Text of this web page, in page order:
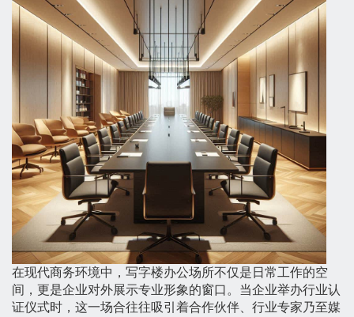
在现代商务环境中，写字楼办公场所不仅是日常工作的空
间，更是企业对外展示专业形象的窗口。当企业举办行业认
证仪式时，这一场合往往吸引着合作伙伴、行业专家乃至媒